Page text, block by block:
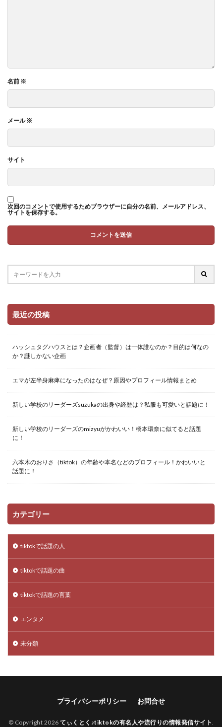
名前 ※
メール※
サイト
次回のコメントで使用するためブラウザーに自分の名前、メールアドレス、
サイトを保存する。
最近の投稿
ハッシュタグハウスとは？企画者（監督）は一体誰なのか？目的は何なの
か？謎しかない企画
エマが左半身麻痺になったのはなぜ？原因やプロフィール情報まとめ
新しい学校のリーダーズsuzukaの出身や経歴は？私服も可愛いと話題に！
新しい学校のリーダーズのmizyuがかわいい！橋本環奈に似てると話題
に！
六本木のおりさ（tiktok）の年齢や本名などのプロフィール！かわいいと
話題に！
カテゴリー
tiktokで話題の人
tiktokで話題の曲
tiktokで話題の言葉
エンタメ
未分類
プライバシーポリシー お問合せ
© Copyright 2026 てぃくとく♪tiktokの有名人や流行りの情報発信サイト.